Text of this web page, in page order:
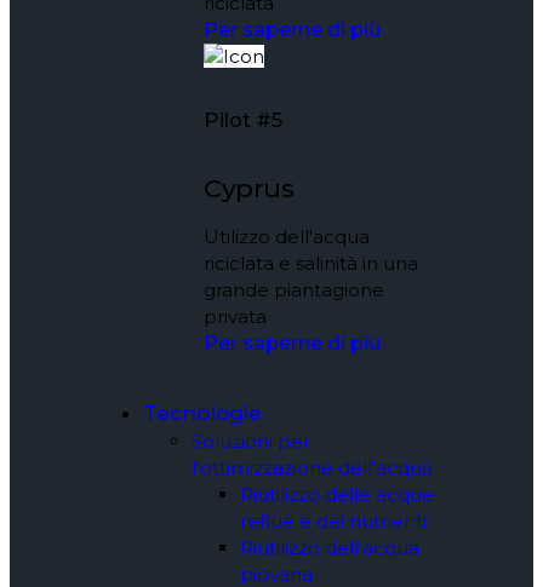
Per saperne di più
Pilot #5
Cyprus
Utilizzo dell'acqua
riciclata e salinità in una
grande piantagione
privata
Per saperne di più
Tecnologie
Soluzioni per
l'ottimizzazione dell'acqua
Riutilizzo delle acque
reflue e dei nutrienti
Riutilizzo dell'acqua
piovana